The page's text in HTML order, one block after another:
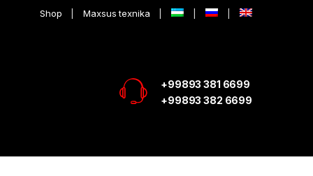
Shop Maxsus texnika
+99893 381 6699
+99893 382 6699